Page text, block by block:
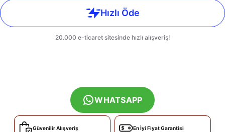
WHATSAPP
Güvenilir Alışveriş En İyi Fiyat Garantisi